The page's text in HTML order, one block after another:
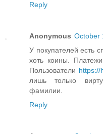
Reply
Anonymous October
У покупателей есть
хоть коины.
Пользователи https://
лишь только
фамилии.
Reply